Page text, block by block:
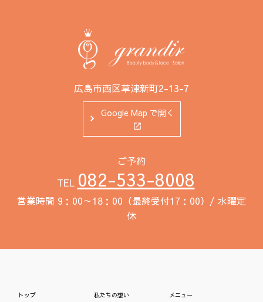
広島市西区草津新町2-13-7
Google Map で開く
ご予約
TEL 082-533-8008
営業時間 9：00～18：00（最終受付17：00）/ 水曜定
休
トップ 私たちの想い メニュー